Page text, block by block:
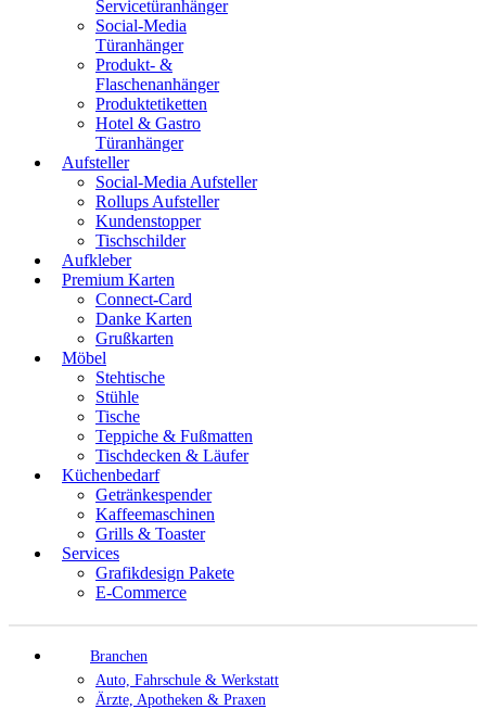
Servicetüranhänger
Social-Media
Türanhänger
Produkt- &
Flaschenanhänger
Produktetiketten
Hotel & Gastro
Türanhänger
Aufsteller
Social-Media Aufsteller
Rollups Aufsteller
Kundenstopper
Tischschilder
Aufkleber
Premium Karten
Connect-Card
Danke Karten
Grußkarten
Möbel
Stehtische
Stühle
Tische
Teppiche & Fußmatten
Tischdecken & Läufer
Küchenbedarf
Getränkespender
Kaffeemaschinen
Grills & Toaster
Services
Grafikdesign Pakete
E-Commerce
Branchen
Auto, Fahrschule & Werkstatt
Ärzte, Apotheken & Praxen